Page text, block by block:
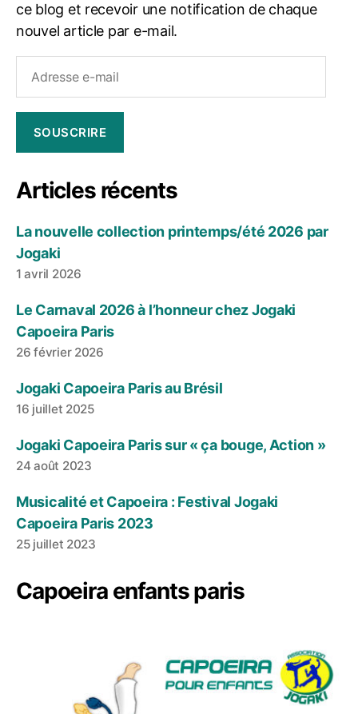
ce blog et recevoir une notification de chaque
nouvel article par e-mail.
SOUSCRIRE
Articles récents
La nouvelle collection printemps/été 2026 par
Jogaki
1 avril 2026
Le Carnaval 2026 à l’honneur chez Jogaki
Capoeira Paris
26 février 2026
Jogaki Capoeira Paris au Brésil
16 juillet 2025
Jogaki Capoeira Paris sur « ça bouge, Action »
24 août 2023
Musicalité et Capoeira : Festival Jogaki
Capoeira Paris 2023
25 juillet 2023
Capoeira enfants paris